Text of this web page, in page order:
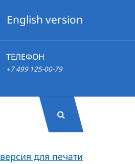
English version
ТЕЛЕФОН
+7 499 125-00-79
версия для печати